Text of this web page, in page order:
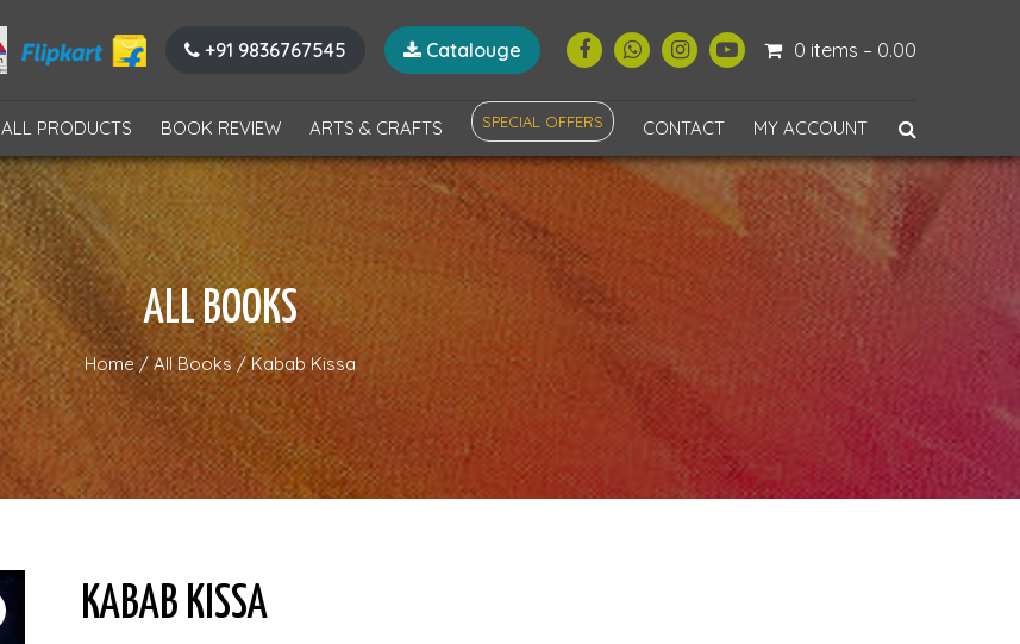
+91 9836767545 Catalouge 0 items – 0.00
ALL PRODUCTS BOOK REVIEW ARTS & CRAFTS SPECIAL OFFERS CONTACT MY ACCOUNT
ALL BOOKS
Home / All Books /Kabab Kissa
KABAB KISSA